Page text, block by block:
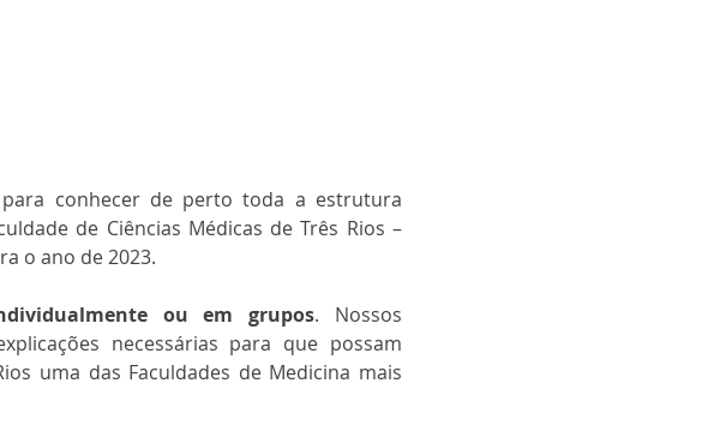
conhecer de perto toda a estrutura
de Ciências Médicas de Três Rios –
o ano de 2023.
ou em grupos. Nossos
necessárias para que possam
uma das Faculdades de Medicina mais